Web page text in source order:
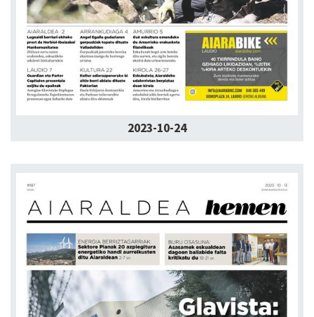
2023-10-24